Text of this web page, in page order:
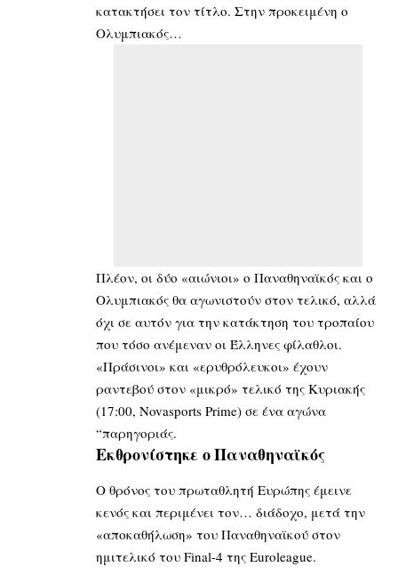
κατακτήσει τον τίτλο. Στην προκειμένη ο
Ολυμπιακός…
Πλέον, οι δύο «αιώνιοι» ο Παναθηναϊκός και ο
Ολυμπιακός θα αγωνιστούν στον τελικό, αλλά
όχι σε αυτόν για την κατάκτηση του τροπαίου
που τόσο ανέμεναν οι Έλληνες φίλαθλοι.
«Πράσινοι» και «ερυθρόλευκοι» έχουν
ραντεβού στον «μικρό» τελικό της Κυριακής
(17:00, Novasports Prime) σε ένα αγώνα
“παρηγοριάς.
Εκθρονίστηκε ο Παναθηναϊκός
O θρόνος του πρωταθλητή Ευρώπης έμεινε
κενός και περιμένει τον… διάδοχο, μετά την
«αποκαθήλωση» του Παναθηναϊκού στον
ημιτελικό του Final-4 της Euroleague.